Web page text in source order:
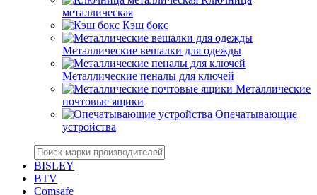
металлическая
Кэш бокс
Металлические вешалки для одежды
Металлические пеналы для ключей
Металлические
почтовые ящики
Опечатывающие
устройства
BISLEY
BTV
Comsafe